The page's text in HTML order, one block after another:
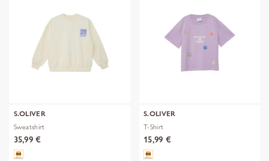
S.OLIVER
Sweatshirt
35,99 €
S.OLIVER
T-Shirt
15,99 €